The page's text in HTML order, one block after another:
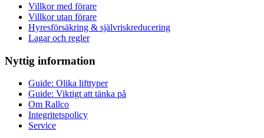
Villkor med förare
Villkor utan förare
Hyresförsäkring & självriskreducering
Lagar och regler
Nyttig information
Guide: Olika lifttyper
Guide: Viktigt att tänka på
Om Rallco
Integritetspolicy
Service